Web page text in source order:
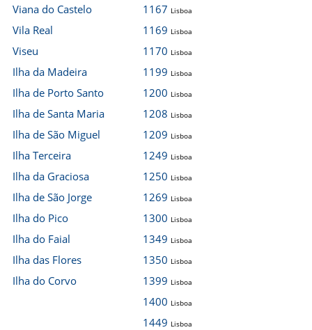
Viana do Castelo
Vila Real
Viseu
Ilha da Madeira
Ilha de Porto Santo
Ilha de Santa Maria
Ilha de São Miguel
Ilha Terceira
Ilha da Graciosa
Ilha de São Jorge
Ilha do Pico
Ilha do Faial
Ilha das Flores
Ilha do Corvo
1167 Lisboa
1169 Lisboa
1170 Lisboa
1199 Lisboa
1200 Lisboa
1208 Lisboa
1209 Lisboa
1249 Lisboa
1250 Lisboa
1269 Lisboa
1300 Lisboa
1349 Lisboa
1350 Lisboa
1399 Lisboa
1400 Lisboa
1449 Lisboa